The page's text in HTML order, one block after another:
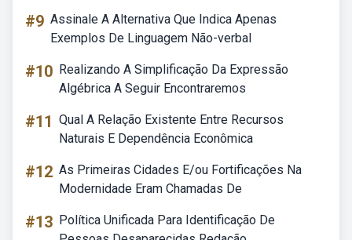
#9 Assinale A Alternativa Que Indica Apenas
Exemplos De Linguagem Não-verbal
#10 Realizando A Simplificação Da Expressão
Algébrica A Seguir Encontraremos
#11 Qual A Relação Existente Entre Recursos
Naturais E Dependência Econômica
#12 As Primeiras Cidades E/ou Fortificações Na
Modernidade Eram Chamadas De
#13 Política Unificada Para Identificação De